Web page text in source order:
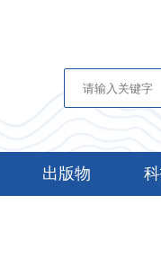
出版物